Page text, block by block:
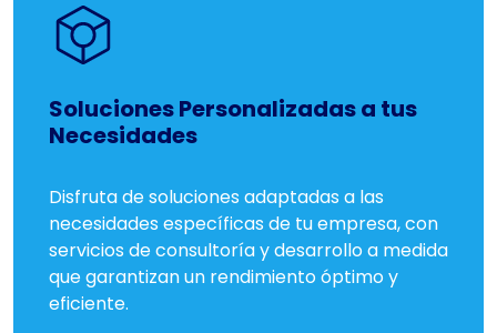
Soluciones Personalizadas a tus
Necesidades
Disfruta de soluciones adaptadas a las
necesidades específicas de tu empresa, con
servicios de consultoría y desarrollo a medida
que garantizan un rendimiento óptimo y
eficiente.